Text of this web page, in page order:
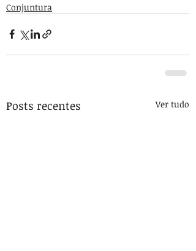
Conjuntura
Posts recentes Ver tudo